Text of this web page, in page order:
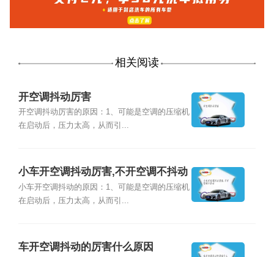
相关阅读
开空调抖动厉害
开空调抖动厉害的原因：1、可能是空调的压缩机
在启动后，压力太高，从而引...
小车开空调抖动厉害,不开空调不抖动
小车开空调抖动的原因：1、可能是空调的压缩机
在启动后，压力太高，从而引...
车开空调抖动的厉害什么原因